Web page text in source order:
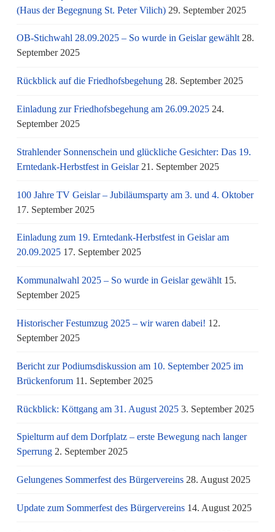
(Haus der Begegnung St. Peter Vilich) 29. September 2025
OB-Stichwahl 28.09.2025 – So wurde in Geislar gewählt 28.
September 2025
Rückblick auf die Friedhofsbegehung 28. September 2025
Einladung zur Friedhofsbegehung am 26.09.2025 24.
September 2025
Strahlender Sonnenschein und glückliche Gesichter: Das 19.
Erntedank-Herbstfest in Geislar 21. September 2025
100 Jahre TV Geislar – Jubiläumsparty am 3. und 4. Oktober
17. September 2025
Einladung zum 19. Erntedank-Herbstfest in Geislar am
20.09.2025 17. September 2025
Kommunalwahl 2025 – So wurde in Geislar gewählt 15.
September 2025
Historischer Festumzug 2025 – wir waren dabei! 12.
September 2025
Bericht zur Podiumsdiskussion am 10. September 2025 im
Brückenforum 11. September 2025
Rückblick: Köttgang am 31. August 2025 3. September 2025
Spielturm auf dem Dorfplatz – erste Bewegung nach langer
Sperrung 2. September 2025
Gelungenes Sommerfest des Bürgervereins 28. August 2025
Update zum Sommerfest des Bürgervereins 14. August 2025